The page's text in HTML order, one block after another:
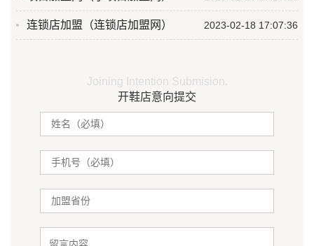
连锁店加盟（连锁店加盟网） 2023-02-18 17:07:36
Joining Intention Submision.
开鞋店意向提交